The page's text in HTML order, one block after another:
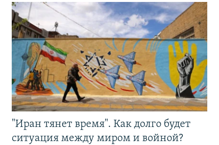
"Иран тянет время". Как долго будет
ситуация между миром и войной?